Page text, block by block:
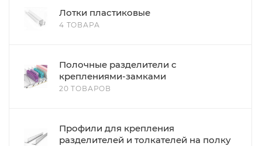
Лотки пластиковые
4 ТОВАРА
Полочные разделители с
креплениями-замками
20 ТОВАРОВ
Профили для крепления
разделителей и толкателей на полку